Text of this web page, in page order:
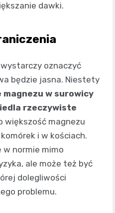
dawki.
wystarczy oznaczyć
będzie jasna. Niestety
magnezu w surowicy
rzeczywiste
większość magnezu
i w kościach.
w normie mimo
ale może też być
dolegliwości
problemu.